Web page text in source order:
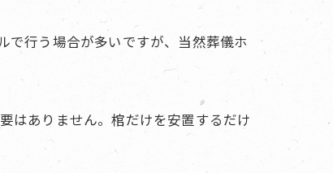
で行う場合が多いですが、当然葬儀ホ
はありません。棺だけを安置するだけ